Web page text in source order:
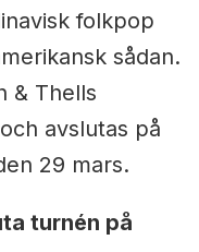
folkpop
sådan.
& Thells
avslutas på
29 mars.
turnén på